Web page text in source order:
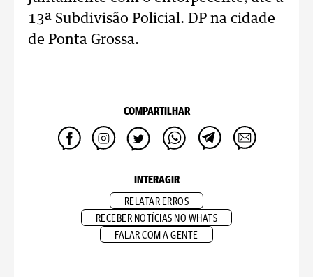
13ª Subdivisão Policial. DP na cidade
de Ponta Grossa.
COMPARTILHAR
INTERAGIR
RELATAR ERROS
RECEBER NOTÍCIAS NO WHATS
FALAR COM A GENTE